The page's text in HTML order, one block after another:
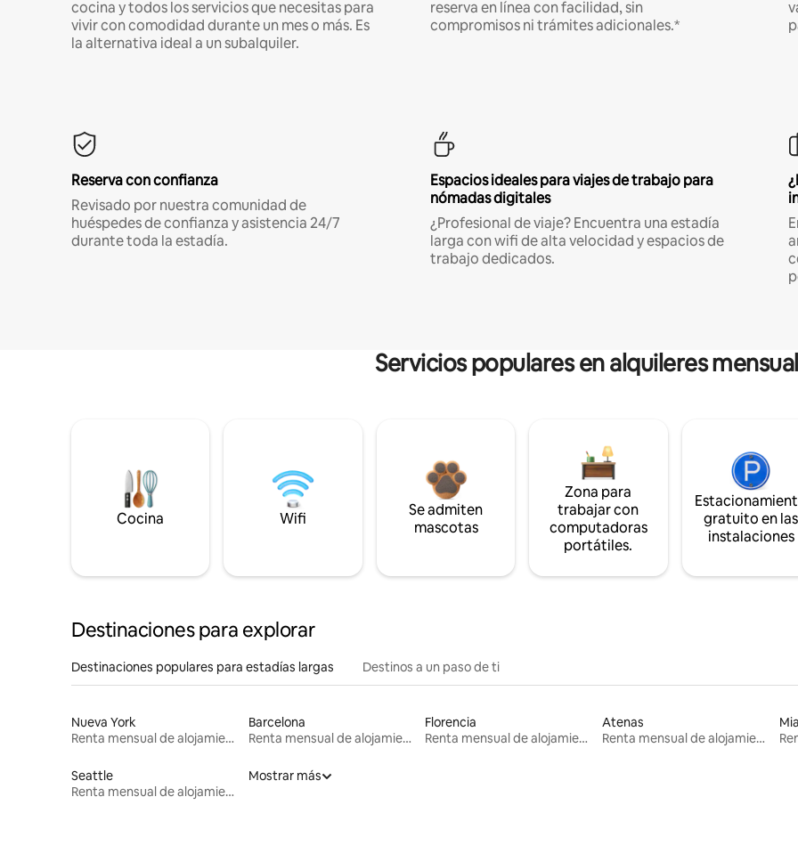
cocina y todos los servicios que necesitas para
vivir con comodidad durante un mes o más. Es
la alternativa ideal a un subalquiler.
reserva en línea con facilidad, sin
compromisos ni trámites adicionales.*
Reserva con confianza
Revisado por nuestra comunidad de
huéspedes de confianza y asistencia 24/7
durante toda la estadía.
Espacios ideales para viajes de trabajo para
nómadas digitales
¿Profesional de viaje? Encuentra una estadía
larga con wifi de alta velocidad y espacios de
trabajo dedicados.
Servicios populares en alquileres
Cocina Wifi
Se admiten
mascotas
Zona para
trabajar con
computadoras
portátiles.
gratuito en las
instalaciones
Destinaciones para explorar
Destinaciones populares para estadías largas Destinos a un paso de ti
Nueva York
Renta mensual de alojamientos
Barcelona
Renta mensual de alojamientos
Florencia
Renta mensual de alojamientos
Atenas
Renta mensual de alojamientos
Seattle
Renta mensual de alojamientos
Mostrar más